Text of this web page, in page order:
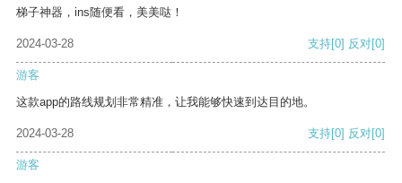
梯子神器，ins随便看，美美哒！
2024-03-28 支持[0] 反对[0]
游客
这款app的路线规划非常精准，让我能够快速到达目的地。
2024-03-28 支持[0] 反对[0]
游客